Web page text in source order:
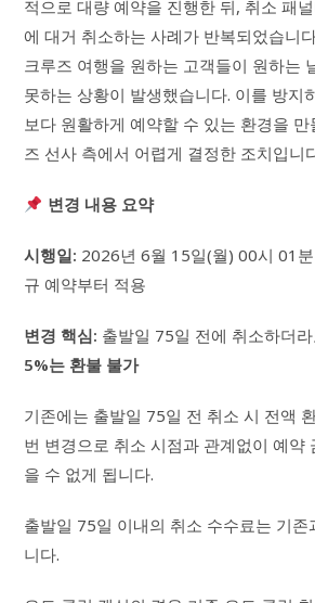
적으로 대량 예약을 진행한 뒤, 취소 패
에 대거 취소하는 사례가 반복되었습니
크루즈 여행을 원하는 고객들이 원하는
못하는 상황이 발생했습니다. 이를 방지
보다 원활하게 예약할 수 있는 환경을 만
즈 선사 측에서 어렵게 결정한 조치입니
변경 내용 요약
시행일: 2026년 6월 15일(월) 00시 01
규 예약부터 적용
변경 핵심: 출발일 75일 전에 취소하더
5%는 환불 불가
기존에는 출발일 75일 전 취소 시 전액
번 변경으로 취소 시점과 관계없이 예약
을 수 없게 됩니다.
출발일 75일 이내의 취소 수수료는 기존
니다.